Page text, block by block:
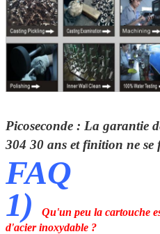
Picoseconde : La garantie
304 30 ans et finition ne se
FAQ
1)
Qu'un peu la cartouche
d'acier inoxydable ?